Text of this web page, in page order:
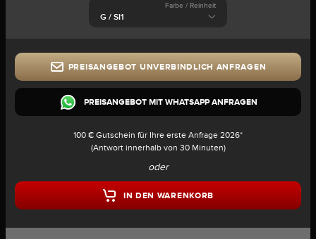
Farbe / Reinheit
PREISANGEBOT UNVERBINDLICH ANFRAGEN
PREISANGEBOT MIT WHATSAPP ANFRAGEN
100 € Gutschein für Ihre erste Anfrage 2026*
(Antwort innerhalb von 30 Minuten)
oder
IN DEN WARENKORB